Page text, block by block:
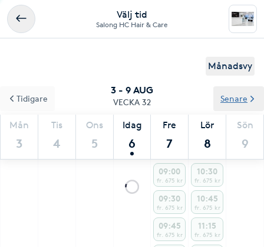
Välj tid
Salong HC Hair & Care
Månadsvy
3 - 9 AUG
VECKA 32
Mån
3
Tis
4
Ons
5
Idag
6
Fre
7
Lör
8
Sön
9
Tidigare Senare
09:00
fr. 675 kr
09:30
fr. 675 kr
09:45
fr. 675 kr
10:30
fr. 675 kr
10:45
fr. 675 kr
11:15
fr. 675 kr